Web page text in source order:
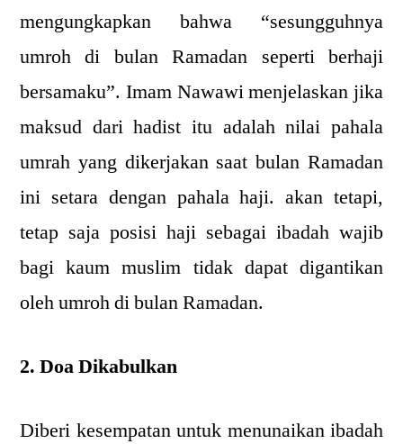
mengungkapkan bahwa “sesungguhnya
umroh di bulan Ramadan seperti berhaji
bersamaku”. Imam Nawawi menjelaskan jika
maksud dari hadist itu adalah nilai pahala
umrah yang dikerjakan saat bulan Ramadan
ini setara dengan pahala haji. akan tetapi,
tetap saja posisi haji sebagai ibadah wajib
bagi kaum muslim tidak dapat digantikan
oleh umroh di bulan Ramadan.
2. Doa Dikabulkan
Diberi kesempatan untuk menunaikan ibadah